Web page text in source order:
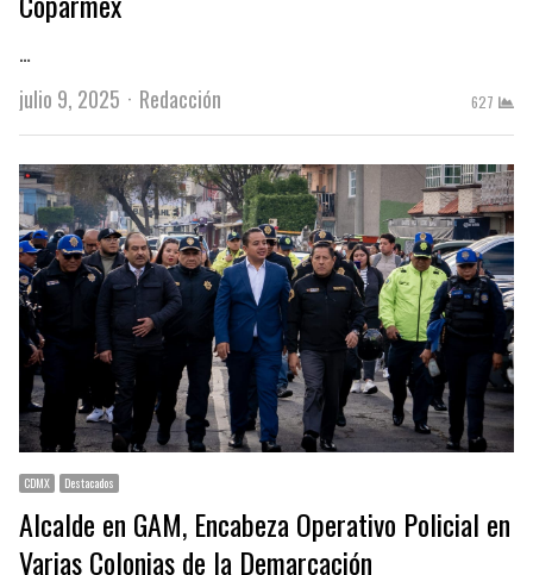
…
julio 9, 2025
Author
Redacción 627
CDMX Destacados
Alcalde en GAM, Encabeza Operativo Policial en
Varias Colonias de la Demarcación